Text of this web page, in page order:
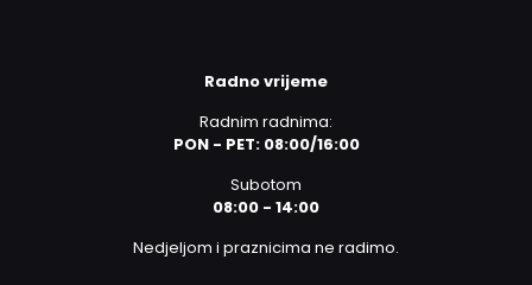
Radno vrijeme
Radnim radnima:
PON - PET: 08:00/16:00
Subotom
08:00 - 14:00
Nedjeljom i praznicima ne radimo.